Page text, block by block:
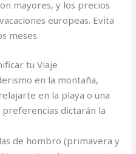
mayores, y los precios
europeas. Evita
meses.
tu Viaje
en la montaña,
en la playa o una
dictarán la
de hombro (primavera y